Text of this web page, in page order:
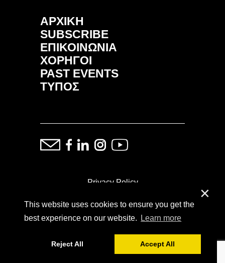
This website uses cookies to ensure you get the
best experience on our website.
Learn more
Reject All Accept All
✕
ΑΡΧΙΚΗ
SUBSCRIBE
ΕΠΙΚΟΙΝΩΝΙΑ
ΧΟΡΗΓΟΙ
PAST EVENTS
ΤΥΠΟΣ
Privacy Policy
ⓒ Copyright: Demand Fairs & Media, 2014-2026
Powered by SoFar